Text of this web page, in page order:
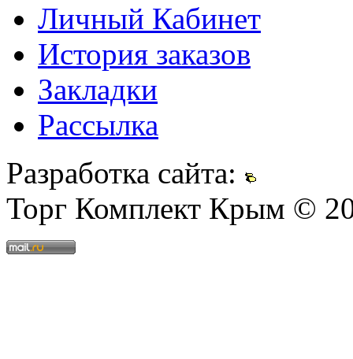
Личный Кабинет
История заказов
Закладки
Рассылка
Разработка сайта:
Торг Комплект Крым ©